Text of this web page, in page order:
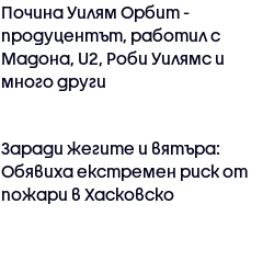
Почина Уилям Орбит -
продуцентът, работил с
Мадона, U2, Роби Уилямс и
много други
Заради жегите и вятъра:
Обявиха екстремен риск от
пожари в Хасковско